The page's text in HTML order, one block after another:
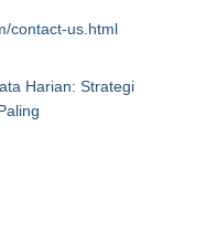
contact-us.html
Harian: Strategi